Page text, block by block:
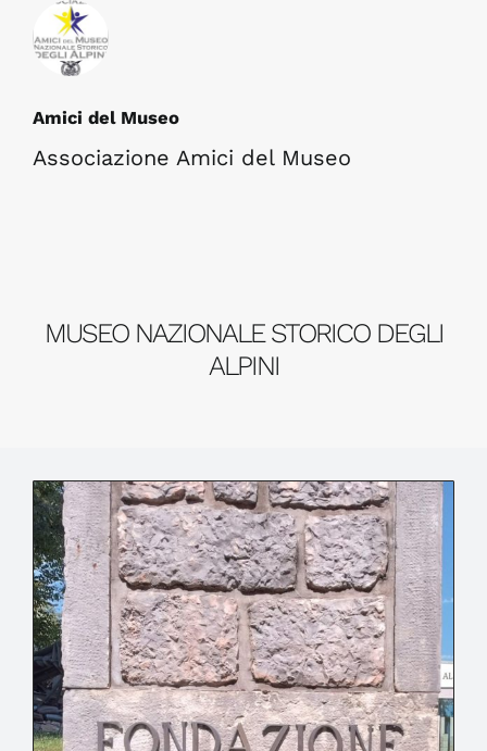
Amici del Museo
Associazione Amici del Museo
MUSEO NAZIONALE STORICO DEGLI
ALPINI